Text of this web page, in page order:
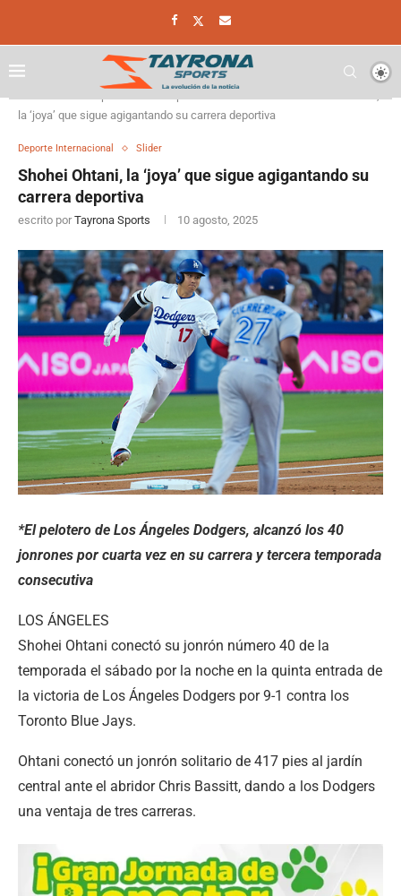
la ‘joya’ que sigue agigantando su carrera deportiva
Deporte Internacional Slider
Shohei Ohtani, la ‘joya’ que sigue agigantando su
carrera deportiva
escrito por Tayrona Sports 10 agosto, 2025
*El pelotero de Los Ángeles Dodgers, alcanzó los 40
jonrones por cuarta vez en su carrera y tercera temporada
consecutiva
LOS ÁNGELES
Shohei Ohtani conectó su jonrón número 40 de la
temporada el sábado por la noche en la quinta entrada de
la victoria de Los Ángeles Dodgers por 9-1 contra los
Toronto Blue Jays.
Ohtani conectó un jonrón solitario de 417 pies al jardín
central ante el abridor Chris Bassitt, dando a los Dodgers
una ventaja de tres carreras.